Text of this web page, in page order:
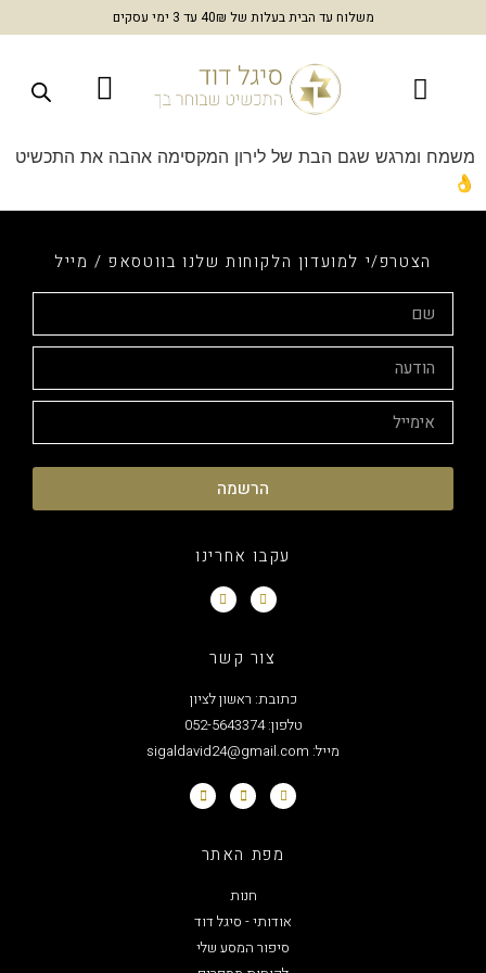
משלוח עד הבית בעלות של 40₪ עד 3 ימי עסקים
משמח ומרגש שגם הבת של לירון המקסימה אהבה את התכשיט
👌
הצטרפ/י למועדון הלקוחות שלנו בווטסאפ / מייל
הרשמה
עקבו אחרינו
צור קשר
כתובת: ראשון לציון
טלפון: 052-5643374
מייל: sigaldavid24@gmail.com
מפת האתר
חנות
אודותי - סיגל דוד
סיפור המסע שלי